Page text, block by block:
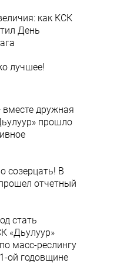
как КСК
День
лучшее!
дружная
прошло
созерцать! В
отчетный
стать
«Дьулуур»
масс-реслингу
ой годовщине